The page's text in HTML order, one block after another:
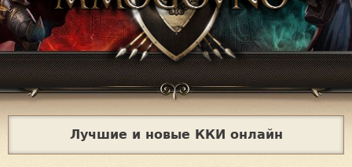
Лучшие и новые ККИ онлайн